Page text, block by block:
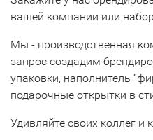
вашей компании или
Мы - производственная
запрос создадим
упаковки, наполнитель
подарочные открытки в
Удивляйте своих коллег и